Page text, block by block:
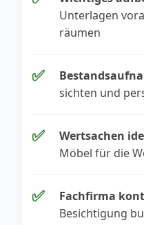
Unterlagen
räumen
✅
sichten und
✅ Wertsachen
Möbel für die
✅ Fachfirma
Besichtigung